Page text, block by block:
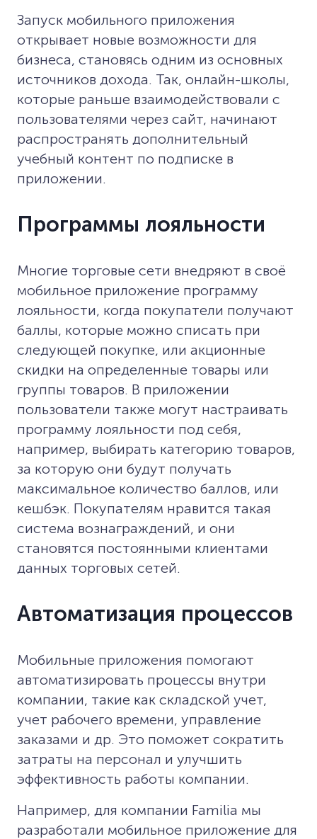
Запуск мобильного приложения
открывает новые возможности для
бизнеса, становясь одним из основных
источников дохода. Так, онлайн-школы,
которые раньше взаимодействовали с
пользователями через сайт, начинают
распространять дополнительный
учебный контент по подписке в
приложении.
Программы лояльности
Многие торговые сети внедряют в своё
мобильное приложение программу
лояльности, когда покупатели получают
баллы, которые можно списать при
следующей покупке, или акционные
скидки на определенные товары или
группы товаров. В приложении
пользователи также могут настраивать
программу лояльности под себя,
например, выбирать категорию товаров,
за которую они будут получать
максимальное количество баллов, или
кешбэк. Покупателям нравится такая
система вознаграждений, и они
становятся постоянными клиентами
данных торговых сетей.
Автоматизация процессов
Мобильные приложения помогают
автоматизировать процессы внутри
компании, такие как складской учет,
учет рабочего времени, управление
заказами и др. Это поможет сократить
затраты на персонал и улучшить
эффективность работы компании.
Например, для компании Familia мы
разработали мобильное приложение для